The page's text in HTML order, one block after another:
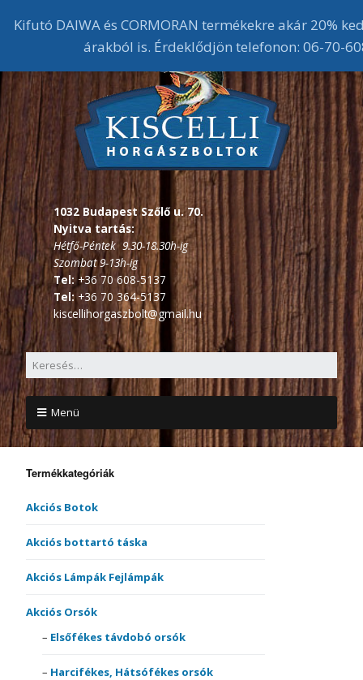
1032 Budapest Szőlő u. 70.
Nyitva tartás:
Hétfő-Péntek 9.30-18.30h-ig
Szombat 9-13h-ig
Tel:+36 70 608-5137
Tel: +36 70 364-5137
kiscellihorgaszbolt@gmail.hu
Menü
Termékkategóriák
Akciós Botok
Akciós bottartó táska
Akciós Lámpák Fejlámpák
Akciós Orsók
Elsőfékes távdobó orsók
Harcifékes, Hátsófékes orsók
Kifutó DAIWA és CORMORAN termékekre akár 20%
árakból is. Érdeklődjön telefonon: 06-70-